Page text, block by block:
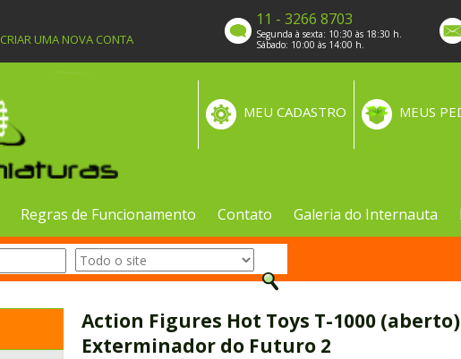
CRIAR UMA NOVA CONTA
11 - 3266 8703
Segunda à sexta: 10:30 às 18:30 h.
Sábado: 10:00 às 14:00 h.
MEUS
MEU CADASTRO
Regras de Funcionamento Contato Galeria do Internauta
Action Figures Hot Toys T-1000
Exterminador do Futuro 2